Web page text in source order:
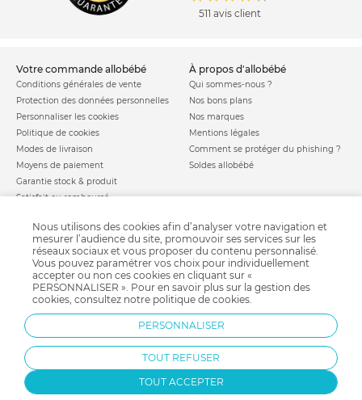
511 avis client
votre commande allobébé
Conditions générales de vente
Protection des données personnelles
Personnaliser les cookies
Politique de cookies
Modes de livraison
Moyens de paiement
Garantie stock & produit
Satisfait ou remboursé
à propos d'allobébé
Qui sommes-nous ?
Nos bons plans
Nos marques
Mentions légales
Comment se protéger du phishing ?
Soldes allobébé
allobébé vous recommande
Sites et partenaires
Nos labels
Nos licences
Besoin d'aide ?
FAQ
les plus d'allobébé
Liste de naissance
Infos conseils
Jeux concours
Valise de maternité
Parrainage
Paiement sécurisé
Charte qualité
Nous utilisons des cookies afin d’analyser votre navigation et
mesurer l’audience du site, promouvoir ses services sur les
réseaux sociaux et vous proposer du contenu personnalisé.
Vous pouvez paramétrer vos choix pour individuellement
accepter ou non ces cookies en cliquant sur «
PERSONNALISER ». Pour en savoir plus sur la gestion des
cookies, consultez notre politique de cookies.
PERSONNALISER
TOUT REFUSER
TOUT ACCEPTER